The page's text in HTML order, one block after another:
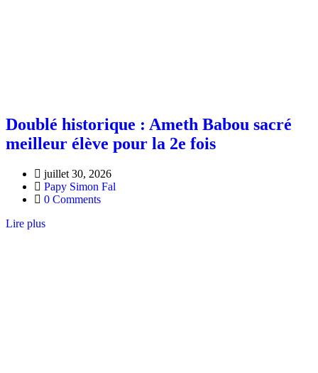
Doublé historique : Ameth Babou sacré
meilleur élève pour la 2e fois
juillet 30, 2026
Papy Simon Fal
0 Comments
Lire plus